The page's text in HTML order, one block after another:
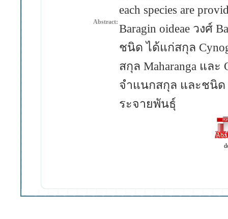
Abstract:
each species are
Baragin oideae วงศ์
ชนิด ได้แก่สกุล
สกุล Maharanga แล
จำแนกสกุล และชนิด
ระจายพันธุ์